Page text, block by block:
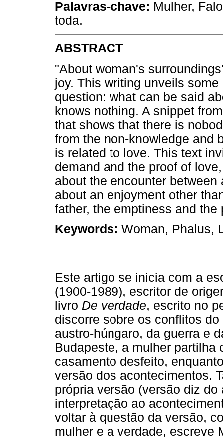
Palavras-chave: Mulher,
toda.
ABSTRACT
"About woman's
joy. This writing unveils
question: what can be said
knows nothing. A snippet
that shows that there is
from the non-knowledge and
is related to love. This text
demand and the proof of
about the encounter
about an enjoyment other
father, the emptiness and the
Keywords: Woman, Phalus,
Este artigo se inicia com a
(1900-1989), escritor de
livro De verdade, escrito no
discorre sobre os conflitos
austro-húngaro, da guerra e
Budapeste, a mulher partilha
casamento desfeito,
versão dos acontecimentos.
própria versão (versão diz
interpretação ao
voltar à questão da versão,
mulher e a verdade, escreve